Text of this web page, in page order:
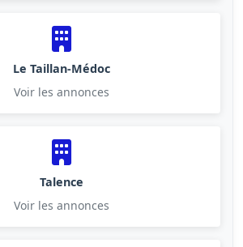
Le Taillan-Médoc
Voir les annonces
Talence
Voir les annonces